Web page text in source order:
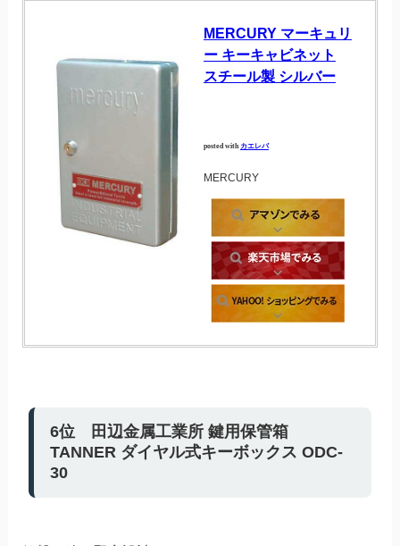
MERCURY マーキュリ
ー キーキャビネット
スチール製 シルバー
posted with カエレバ
MERCURY
6位 田辺金属工業所 鍵用保管箱
TANNER ダイヤル式キーボックス ODC-
30